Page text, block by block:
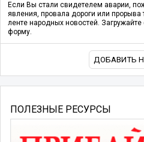
Если Вы стали свидетелем аварии,
явления, провала дороги или
ленте народных новостей.
форму.
ДОБАВИТЬ
ПОЛЕЗНЫЕ РЕСУРСЫ